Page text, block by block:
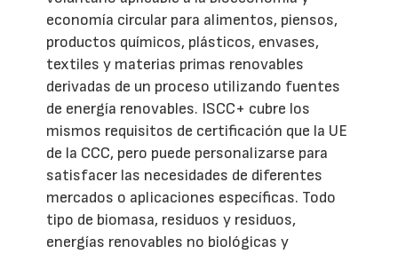
economía circular para alimentos, piensos,
productos químicos, plásticos, envases,
textiles y materias primas renovables
derivadas de un proceso utilizando fuentes
de energía renovables. ISCC+ cubre los
mismos requisitos de certificación que la UE
de la CCC, pero puede personalizarse para
satisfacer las necesidades de diferentes
mercados o aplicaciones específicas. Todo
tipo de biomasa, residuos y residuos,
energías renovables no biológicas y